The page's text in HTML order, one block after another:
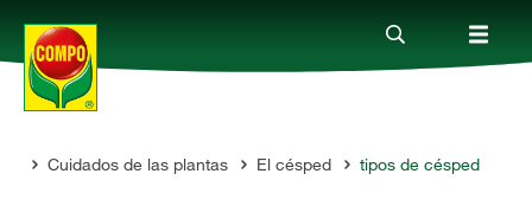
Productos
Cuidados de las plantas El césped tipos de césped